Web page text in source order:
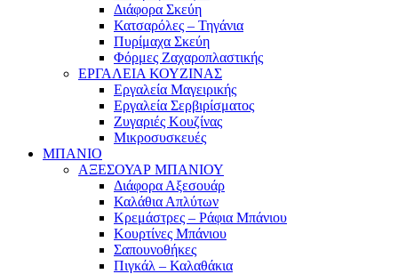
Διάφορα Σκεύη
Κατσαρόλες – Τηγάνια
Πυρίμαχα Σκεύη
Φόρμες Ζαχαροπλαστικής
ΕΡΓΑΛΕΙΑ ΚΟΥΖΙΝΑΣ
Εργαλεία Μαγειρικής
Εργαλεία Σερβιρίσματος
Ζυγαριές Κουζίνας
Μικροσυσκευές
ΜΠΑΝΙΟ
ΑΞΕΣΟΥΑΡ ΜΠΑΝΙΟΥ
Διάφορα Αξεσουάρ
Καλάθια Απλύτων
Κρεμάστρες – Ράφια Μπάνιου
Κουρτίνες Μπάνιου
Σαπουνοθήκες
Πιγκάλ – Καλαθάκια